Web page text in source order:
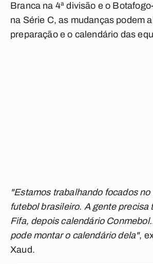
Branca na 4ª divisão e o
na Série C, as mudanças podem
preparação e o calendário das
"Estamos trabalhando focados
futebol brasileiro. A gente precisa
Fifa, depois calendário
pode montar o calendário dela",
Xaud.